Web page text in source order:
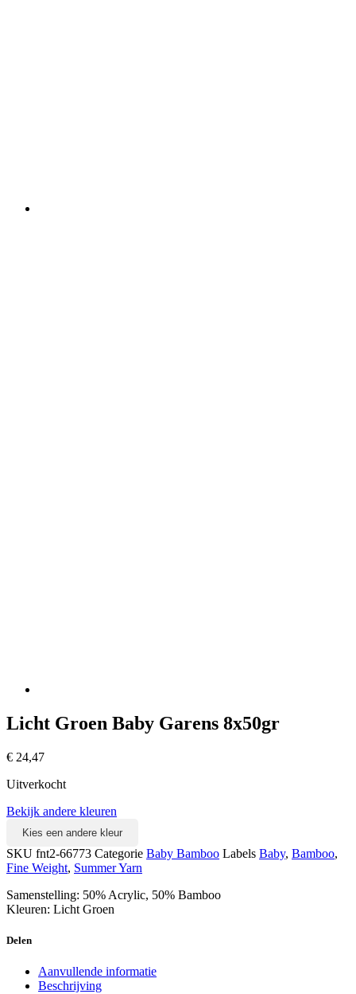
Licht Groen Baby Garens 8x50gr
€ 24,47
Uitverkocht
Bekijk andere kleuren
Kies een andere kleur
SKU fnt2-66773 Categorie Baby Bamboo Labels Baby, Bamboo,
Fine Weight, Summer Yarn
Samenstelling: 50% Acrylic, 50% Bamboo
Kleuren: Licht Groen
Delen
Aanvullende informatie
Beschrijving